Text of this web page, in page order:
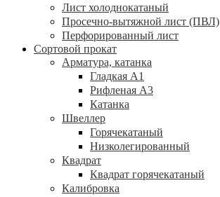
Лист холоднокатаный
Просечно-вытяжной лист (ПВЛ)
Перфорированный лист
Сортовой прокат
Арматура, катанка
Гладкая А1
Рифленая А3
Катанка
Швеллер
Горячекатаный
Низколегированный
Квадрат
Квадрат горячекатаный
Калибровка